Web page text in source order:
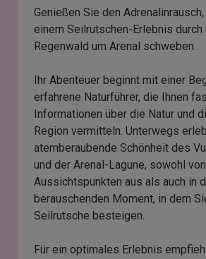
Genießen Sie den
einem Seilrutschen-Erlebnis durch
Regenwald um Arenal schweben.
Ihr Abenteuer beginnt mit einer
erfahrene Naturführer, die Ihnen
Informationen über die Natur und
Region vermitteln. Unterwegs
atemberaubende Schönheit des
und der Arenal-Lagune, sowohl von
Aussichtspunkten aus als auch in
berauschenden Moment, in dem
Seilrutsche besteigen.
Für ein optimales Erlebnis